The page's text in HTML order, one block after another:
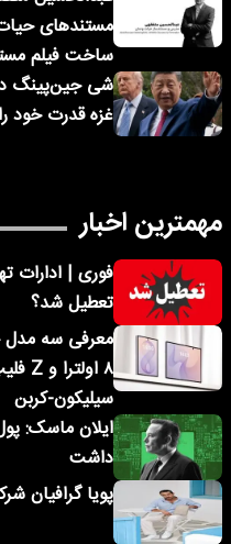
مستندهای
ساخت فیلم
شی جین‌پینگ
غزه قدرت خود
مهمترین اخبار
تعطیل شد؟
سیلیکون-کربن
داشت
پویا گرافیان